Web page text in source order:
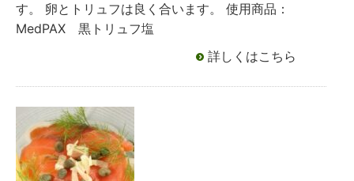
す。 卵とトリュフは良く合います。 使用商品：
MedPAX 黒トリュフ塩
詳しくはこちら